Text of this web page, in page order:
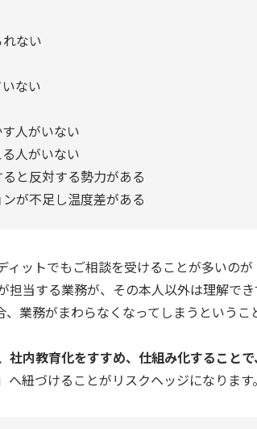
ない
ない
人がいない
人がいない
と反対する勢力がある
が不足し温度差がある
ットでもご相談を受けることが多いのが
担当する業務が、その本人以外は理解で
業務がまわらなくなってしまうというこ
社内教育化をすすめ、仕組み化することで
紐づけることがリスクヘッジになります。